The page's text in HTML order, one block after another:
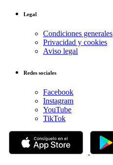
Legal
Condiciones generales
Privacidad y cookies
Aviso legal
Redes sociales
Facebook
Instagram
YouTube
TikTok